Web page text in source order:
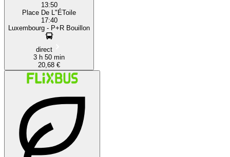
13:50
Place De L"ÉToile
17:40
Luxembourg - P+R Bouillon
direct
3 h 50 min
20,68 €